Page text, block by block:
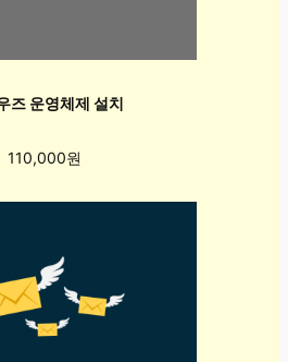
즈 운영체제 설치
110,000원